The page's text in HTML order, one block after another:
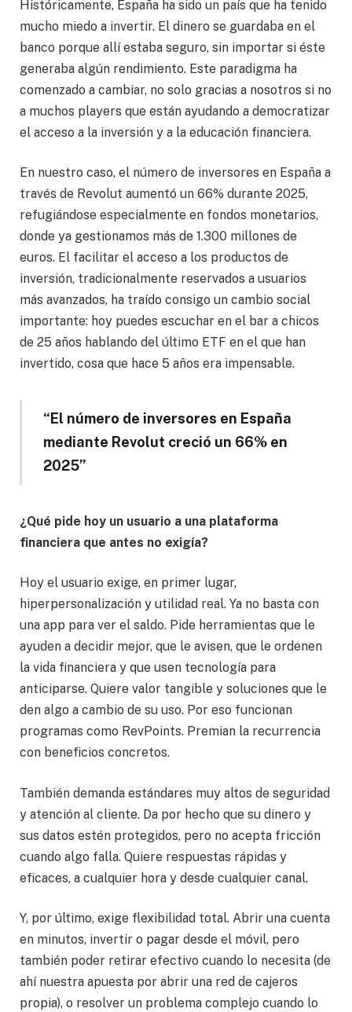
Históricamente, España ha sido un país que ha tenido
mucho miedo a invertir. El dinero se guardaba en el
banco porque allí estaba seguro, sin importar si éste
generaba algún rendimiento. Este paradigma ha
comenzado a cambiar, no solo gracias a nosotros si no
a muchos players que están ayudando a democratizar
el acceso a la inversión y a la educación financiera.
En nuestro caso, el número de inversores en España a
través de Revolut aumentó un 66% durante 2025,
refugiándose especialmente en fondos monetarios,
donde ya gestionamos más de 1.300 millones de
euros. El facilitar el acceso a los productos de
inversión, tradicionalmente reservados a usuarios
más avanzados, ha traído consigo un cambio social
importante: hoy puedes escuchar en el bar a chicos
de 25 años hablando del último ETF en el que han
invertido, cosa que hace 5 años era impensable.
“El número de inversores en España
mediante Revolut creció un 66% en
2025”
¿Qué pide hoy un usuario a una plataforma
financiera que antes no exigía?
Hoy el usuario exige, en primer lugar,
hiperpersonalización y utilidad real. Ya no basta con
una app para ver el saldo. Pide herramientas que le
ayuden a decidir mejor, que le avisen, que le ordenen
la vida financiera y que usen tecnología para
anticiparse. Quiere valor tangible y soluciones que le
den algo a cambio de su uso. Por eso funcionan
programas como RevPoints. Premian la recurrencia
con beneficios concretos.
También demanda estándares muy altos de seguridad
y atención al cliente. Da por hecho que su dinero y
sus datos estén protegidos, pero no acepta fricción
cuando algo falla. Quiere respuestas rápidas y
eficaces, a cualquier hora y desde cualquier canal.
Y, por último, exige flexibilidad total. Abrir una cuenta
en minutos, invertir o pagar desde el móvil, pero
también poder retirar efectivo cuando lo necesita (de
ahí nuestra apuesta por abrir una red de cajeros
propia), o resolver un problema complejo cuando lo